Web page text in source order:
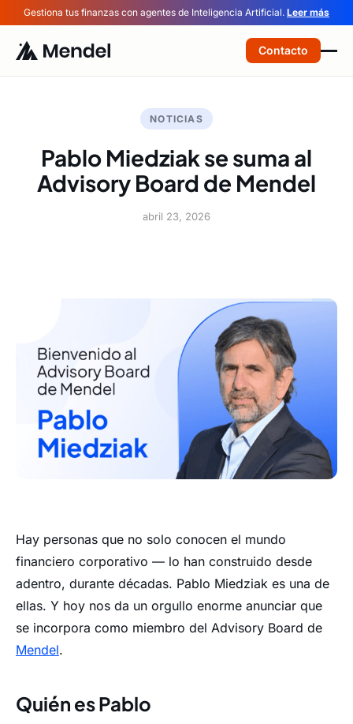
Gestiona tus finanzas con agentes de Inteligencia Artificial. Leer más
Contacto
NOTICIAS
Pablo Miedziak se suma al
Advisory Board de Mendel
abril 23, 2026
Hay personas que no solo conocen el mundo
financiero corporativo — lo han construido desde
adentro, durante décadas. Pablo Miedziak es una de
ellas. Y hoy nos da un orgullo enorme anunciar que
se incorpora como miembro del Advisory Board de
Mendel.
Quién es Pablo